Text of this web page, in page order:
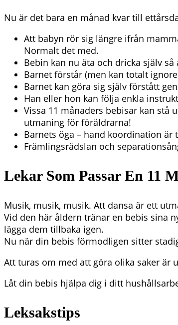
Nu är det bara en månad kvar till
Att babyn rör sig längre ifrån
Normalt det med.
Bebin kan nu äta och dricka själv
Barnet förstår (men kan totalt
Barnet kan göra sig själv förstått
Han eller hon kan följa enkla
Vissa 11 månaders bebisar kan stå
utmaning för föräldrarna!
Barnets öga – hand koordination
Främlingsrädslan och
Lekar Som Passar En 11
Musik, musik, musik. Att dansa är ett
Vid den här åldern tränar en bebis sina
lägga dem tillbaka igen.
Nu när din bebis förmodligen sitter
Att turas om med att göra olika saker är
Låt din bebis hjälpa dig i ditt
Leksakstips